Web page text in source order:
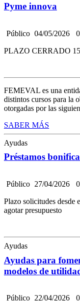
Pyme innova
Público 04/05/2026 0
PLAZO CERRADO
FEMEVAL es una
distintos cursos para la
otorgadas por las
SABER MÁS
Ayudas
Préstamos
Público 27/04/2026 0
Plazo solicitudes desde
agotar presupuesto
Ayudas
Ayudas para
modelos de
Público 22/04/2026 0